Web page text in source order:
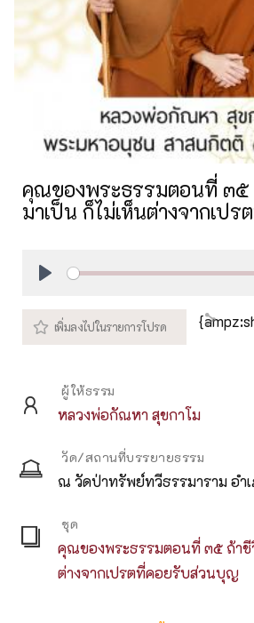
คุณของพระธรรมตอนที่ ๓๕
มาเป็น ก็ไม่เห็นต่างจากเป
ผู้ให้ธรรม
หลวงพ่อกัณหา สุขกาโม
วัด/สถานที่บรรยายธรรม
ณ วัดป่าทรัพย์ทวีธรรมาราม อำ
ชุด
คุณของพระธรรมตอนที่ ๓๕ ถ้าชี
ต่างจากเปรตที่คอยรับส่วนบุญ